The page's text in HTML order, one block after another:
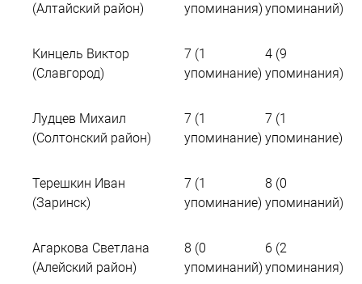
(Алтайский район)
упоминания) упоминаний)
Кинцель Виктор
(Славгород)
7 (1
упоминание)
4 (9
упоминания)
Лудцев Михаил
(Солтонский район)
7 (1
упоминание)
7 (1
упоминание)
Терешкин Иван
(Заринск)
7 (1
упоминание)
8 (0
упоминаний)
Агаркова Светлана
(Алейский район)
8 (0
упоминаний)
6 (2
упоминания)